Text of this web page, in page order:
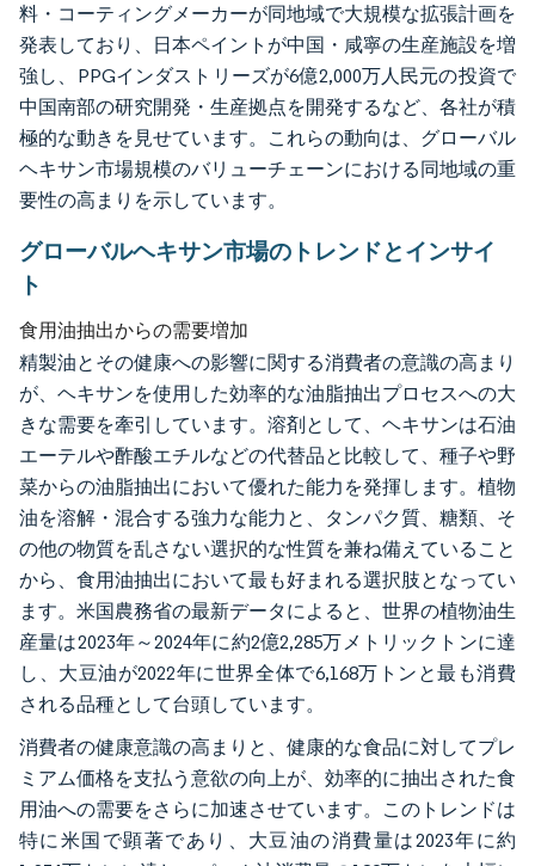
料・コーティングメーカーが同地域で大規模な拡張計画を
発表しており、日本ペイントが中国・咸寧の生産施設を増
強し、PPGインダストリーズが6億2,000万人民元の投資で
中国南部の研究開発・生産拠点を開発するなど、各社が積
極的な動きを見せています。これらの動向は、グローバル
ヘキサン市場規模のバリューチェーンにおける同地域の重
要性の高まりを示しています。
グローバルヘキサン市場のトレンドとインサイ
ト
食用油抽出からの需要増加
精製油とその健康への影響に関する消費者の意識の高まり
が、ヘキサンを使用した効率的な油脂抽出プロセスへの大
きな需要を牽引しています。溶剤として、ヘキサンは石油
エーテルや酢酸エチルなどの代替品と比較して、種子や野
菜からの油脂抽出において優れた能力を発揮します。植物
油を溶解・混合する強力な能力と、タンパク質、糖類、そ
の他の物質を乱さない選択的な性質を兼ね備えていること
から、食用油抽出において最も好まれる選択肢となってい
ます。米国農務省の最新データによると、世界の植物油生
産量は2023年～2024年に約2億2,285万メトリックトンに達
し、大豆油が2022年に世界全体で6,168万トンと最も消費
される品種として台頭しています。
消費者の健康意識の高まりと、健康的な食品に対してプレ
ミアム価格を支払う意欲の向上が、効率的に抽出された食
用油への需要をさらに加速させています。このトレンドは
特に米国で顕著であり、大豆油の消費量は2023年に約